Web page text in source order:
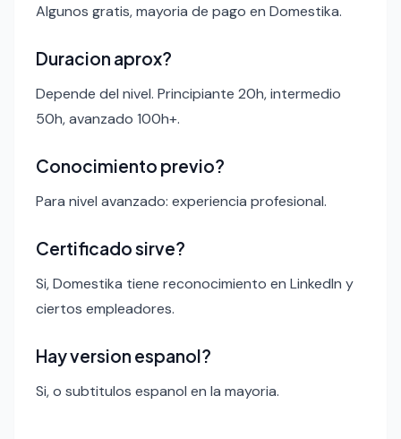
Algunos gratis, mayoria de pago en Domestika.
Duracion aprox?
Depende del nivel. Principiante 20h, intermedio
50h, avanzado 100h+.
Conocimiento previo?
Para nivel avanzado: experiencia profesional.
Certificado sirve?
Si, Domestika tiene reconocimiento en LinkedIn y
ciertos empleadores.
Hay version espanol?
Si, o subtitulos espanol en la mayoria.